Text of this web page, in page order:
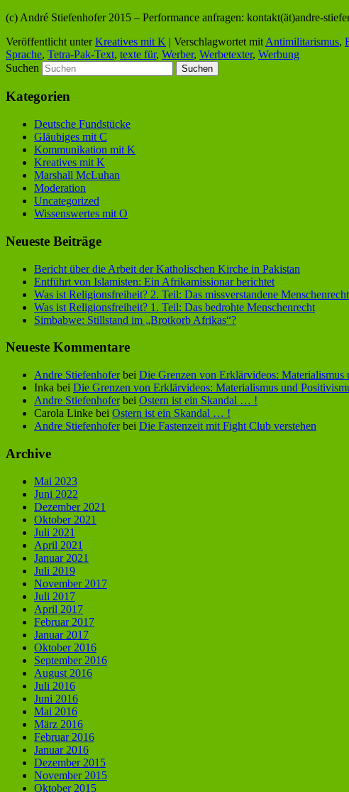
(c) André Stiefenhofer 2015 – Performance anfragen: kontakt(ät)andre-
Veröffentlicht unter Kreatives mit K | Verschlagwortet mit Antimilitarismus,
Sprache, Tetra-Pak-Text, texte für, Werber, Werbetexter, Werbung
Suchen
Kategorien
Deutsche Fundstücke
Gläubiges mit C
Kommunikation mit K
Kreatives mit K
Marshall McLuhan
Moderation
Uncategorized
Wissenswertes mit O
Neueste Beiträge
Bericht über die Arbeit der Katholischen Kirche in Pakistan
Entführt von Islamisten: Ein Afrikamissionar berichtet
Was ist Religionsfreiheit? 2. Teil: Das missverstandene
Was ist Religionsfreiheit? 1. Teil: Das bedrohte Menschenrecht
Simbabwe: Stillstand im „Brotkorb Afrikas“?
Neueste Kommentare
Andre Stiefenhoferbei Die Grenzen von Erklärvideos: Materialismus
Inka bei Die Grenzen von Erklärvideos: Materialismus und
Andre Stiefenhoferbei Ostern ist ein Skandal … !
Carola Linke bei Ostern ist ein Skandal … !
Andre Stiefenhoferbei Die Fastenzeit mit Fight Club verstehen
Archive
Mai 2023
Juni 2022
Dezember 2021
Oktober 2021
Juli 2021
April 2021
Januar 2021
Juli 2019
November 2017
Juli 2017
April 2017
Februar 2017
Januar 2017
Oktober 2016
September 2016
August 2016
Juli 2016
Juni 2016
Mai 2016
März 2016
Februar 2016
Januar 2016
Dezember 2015
November 2015
Oktober 2015